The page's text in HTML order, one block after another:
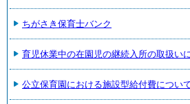
ちがさき保育士バンク
育児休業中の在園児の継続入所の取扱い
公立保育園における施設型給付費につい